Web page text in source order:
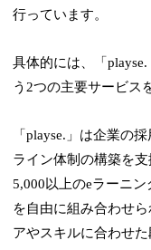
行っています。
具体的には、「
う2つの主要サービス
「playse.」は企業の
ライン体制の構築を
5,000以上のeラーニ
を自由に組み合わせ
アやスキルに合わせ